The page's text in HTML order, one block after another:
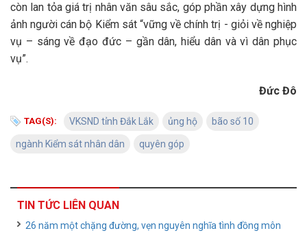
còn lan tỏa giá trị nhân văn sâu sắc, góp phần xây dựng hình
ảnh người cán bộ Kiểm sát “vững về chính trị - giỏi về nghiệp
vụ – sáng về đạo đức – gần dân, hiểu dân và vì dân phục
vụ”.
Đức Đô
TAG(S): VKSND tỉnh Đắk Lắk ủng hộ bão số 10
ngành Kiểm sát nhân dân quyên góp
TIN TỨC LIÊN QUAN
26 năm một chặng đường, vẹn nguyên nghĩa tình đồng môn